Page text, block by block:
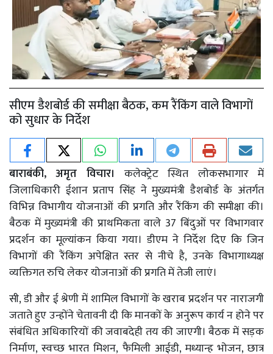
सीएम डैशबोर्ड की समीक्षा बैठक, कम रैंकिंग वाले विभागों
को सुधार के निर्देश
बाराबंकी, अमृत विचार। कलेक्ट्रेट स्थित लोकसभागार में
जिलाधिकारी ईशान प्रताप सिंह ने मुख्यमंत्री डैशबोर्ड के अंतर्गत
विभिन्न विभागीय योजनाओं की प्रगति और रैंकिंग की समीक्षा की।
बैठक में मुख्यमंत्री की प्राथमिकता वाले 37 बिंदुओं पर विभागवार
प्रदर्शन का मूल्यांकन किया गया। डीएम ने निर्देश दिए कि जिन
विभागों की रैंकिंग अपेक्षित स्तर से नीचे है, उनके विभागाध्यक्ष
व्यक्तिगत रुचि लेकर योजनाओं की प्रगति में तेजी लाएं।
सी, डी और ई श्रेणी में शामिल विभागों के खराब प्रदर्शन पर नाराजगी
जताते हुए उन्होंने चेतावनी दी कि मानकों के अनुरूप कार्य न होने पर
संबंधित अधिकारियों की जवाबदेही तय की जाएगी। बैठक में सड़क
निर्माण, स्वच्छ भारत मिशन, फैमिली आईडी, मध्यान्ह भोजन, छात्र